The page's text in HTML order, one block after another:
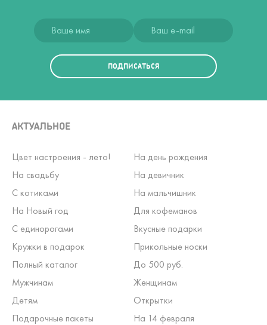
ПОДПИСАТЬСЯ
АКТУАЛЬНОЕ
Цвет настроения - лето!
На день рождения
На свадьбу
На девичник
С котиками
На мальчишник
На Новый год
Для кофеманов
С единорогами
Вкусные подарки
Кружки в подарок
Прикольные носки
Полный каталог
До 500 руб.
Мужчинам
Женщинам
Детям
Открытки
Подарочные пакеты
На 14 февраля